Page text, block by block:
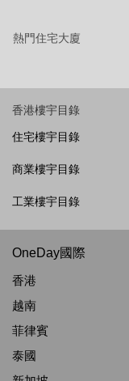
熱門住宅大廈
香港樓宇目錄
住宅樓宇目錄
商業樓宇目錄
工業樓宇目錄
OneDay國際
香港
越南
菲律賓
泰國